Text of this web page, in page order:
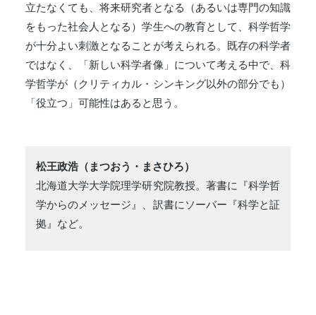
立たなくても、将来研究者となる（あるいは専門の知識
をもった社会人となる）学生への教育として、科学哲学
が十分よい刺激となることが考えられる。既存の科学者
ではなく、「新しい科学者像」について考える中で、科
学哲学が（クリティカル・シンキング以外の部分でも）
「役立つ」可能性はあると思う。
松王政浩（まつおう・まさひろ）
北海道大学大学院理学研究院教授。著書に『科学哲
学からのメッセージ』、訳書にソーバー『科学と証
拠』など。